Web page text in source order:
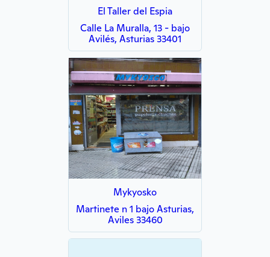
El Taller del Espia
Calle La Muralla, 13 - bajo
Avilés, Asturias 33401
Mykyosko
Martinete n 1 bajo Asturias,
Aviles 33460